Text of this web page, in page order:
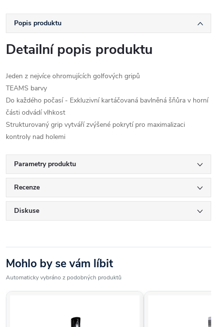
Popis produktu
Detailní popis produktu
Jeden z nejvíce ohromujících golfových gripů
TEAMS barvy
Do každého počasí - Exkluzivní kartáčovaná bavlněná šňůra v horní
části odvádí vlhkost
Strukturovaný grip vytváří zvýšené pokrytí pro maximalizaci
kontroly nad holemi
Parametry produktu
Recenze
Diskuse
Mohlo by se vám líbit
Automaticky vybráno z podobných produktů